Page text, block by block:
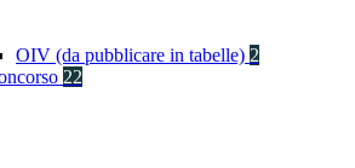
OIV (da pubblicare in tabelle) 2
22